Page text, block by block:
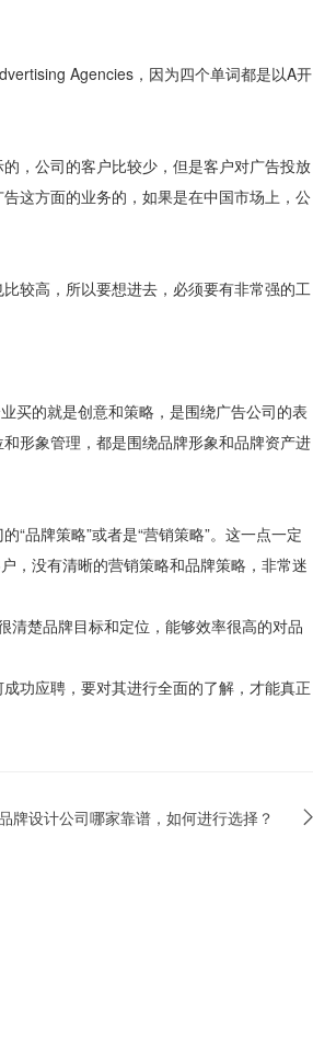
Agencies，因为四个单词都是以A开
，公司的客户比较少，但是客户对广告投放
这方面的业务的，如果是在中国市场上，公
较高，所以要想进去，必须要有非常强的工
买的就是创意和策略，是围绕广告公司的表
形象管理，都是围绕品牌形象和品牌资产进
“品牌策略”或者是“营销策略”。这一点一定
，没有清晰的营销策略和品牌策略，非常迷
清楚品牌目标和定位，能够效率很高的对品
功应聘，要对其进行全面的了解，才能真正
牌设计公司哪家靠谱，如何进行选择？